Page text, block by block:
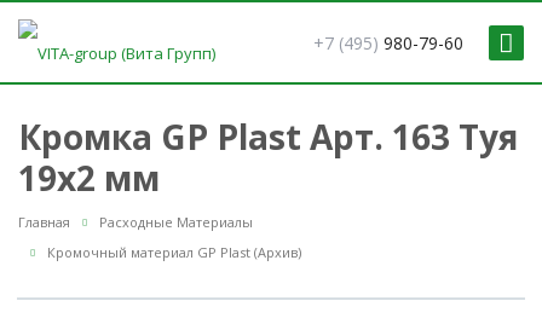
+7 (495) 980-79-60
Кромка GP Plast Арт. 163 Туя
19x2 мм
Главная
Расходные Материалы
Кромочный материал GP Plast (Архив)